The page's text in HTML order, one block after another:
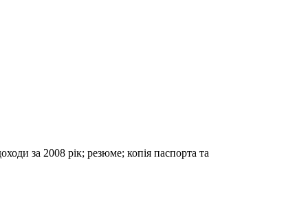
за 2008 рік; резюме; копія паспорта та